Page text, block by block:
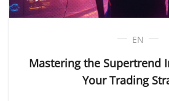
EN
Mastering the Supertrend
Your Trading